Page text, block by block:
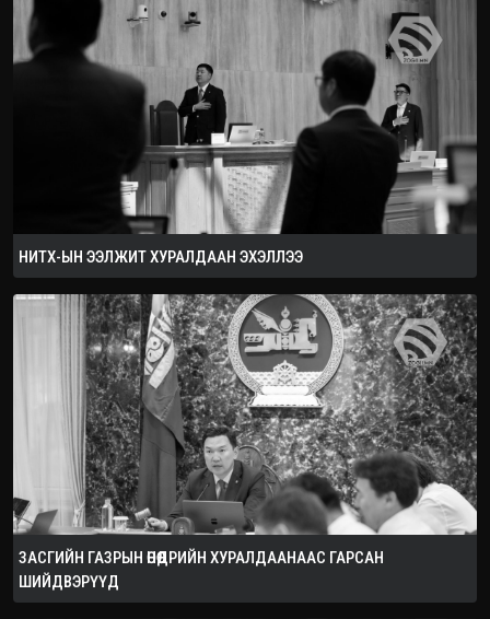
2026.08.08
НИТХ-ЫН ЭЭЛЖИТ ХУРАЛДААН ЭХЭЛЛЭЭ
ЗАСГИЙН ГАЗРЫН ӨНӨӨДРИЙН ХУРАЛДААНААС ГАРСАН
ШИЙДВЭРҮҮД